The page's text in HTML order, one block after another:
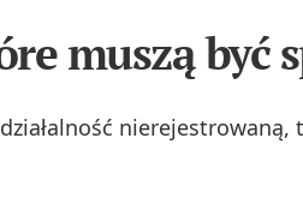
muszą być
nierejestrowaną,